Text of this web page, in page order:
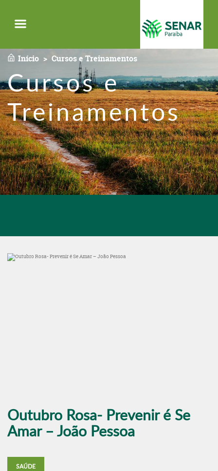
Início Cursos e Treinamentos
Cursos e
Treinamentos
Outubro Rosa- Prevenir é Se
Amar – João Pessoa
SAÚDE